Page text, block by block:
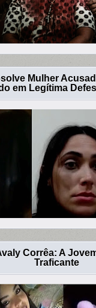
Mulher
em Legítima
Corrêa: A
Traficante